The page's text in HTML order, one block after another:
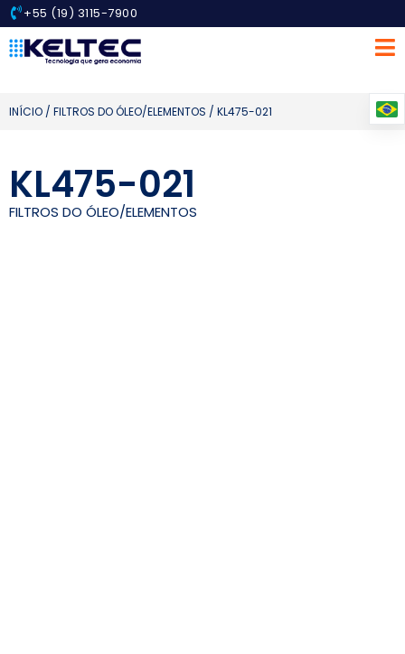
+55 (19) 3115-7900
INÍCIO / FILTROS DO ÓLEO/ELEMENTOS / KL475-021
KL475-021
FILTROS DO ÓLEO/ELEMENTOS